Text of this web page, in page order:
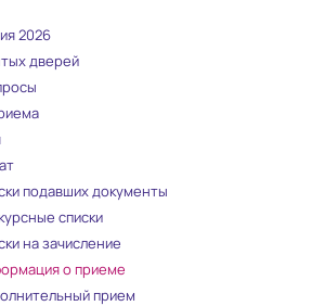
2026
дверей
подавших документы
списки
на зачисление
о приеме
прием